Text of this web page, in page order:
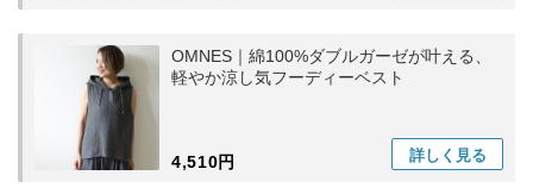
OMNES｜綿100%ダブルガーゼが叶える、
軽やか涼し気フーディーベスト
4,510円 詳しく 見る